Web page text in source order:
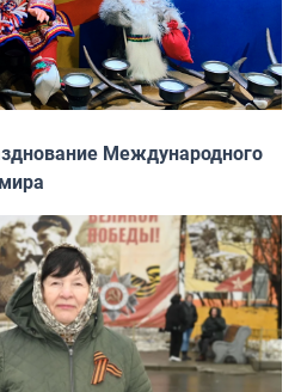
Международного